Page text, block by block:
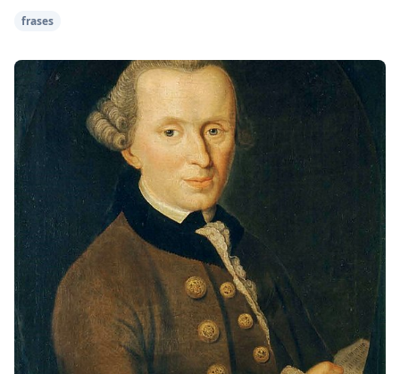
frases